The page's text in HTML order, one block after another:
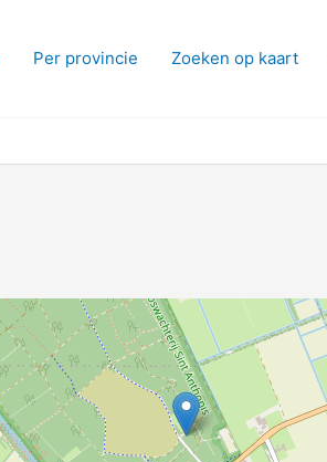
Per provincie Zoeken op kaart